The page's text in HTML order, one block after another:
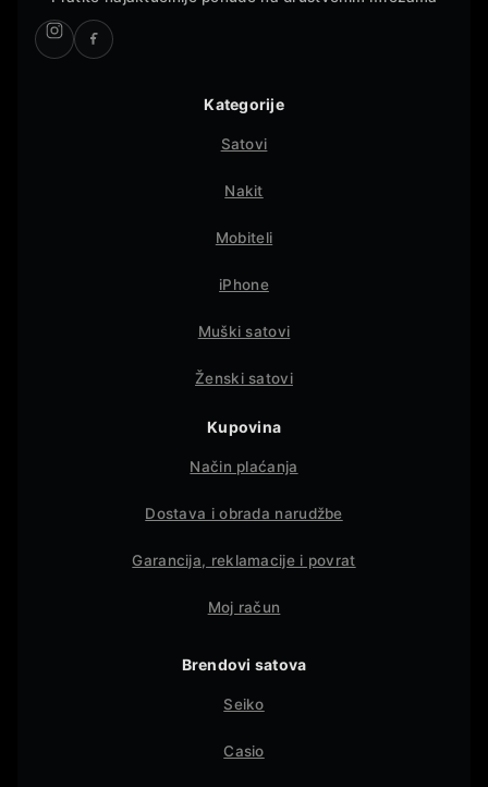
Kategorije
Satovi
Nakit
Mobiteli
iPhone
Muški satovi
Ženski satovi
Kupovina
Način plaćanja
Dostava i obrada narudžbe
Garancija, reklamacije i povrat
Moj račun
Brendovi satova
Seiko
Casio